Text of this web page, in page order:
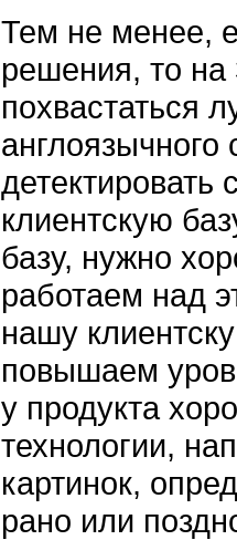
Тем не менее,
решения, то
похвастаться
клиентскую
базу, нужно
работаем над
нашу
повышаем
у продукта
технологии,
картинок,
рано или